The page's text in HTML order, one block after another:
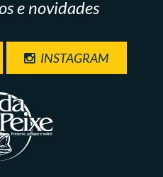
e novidades
INSTAGRAM